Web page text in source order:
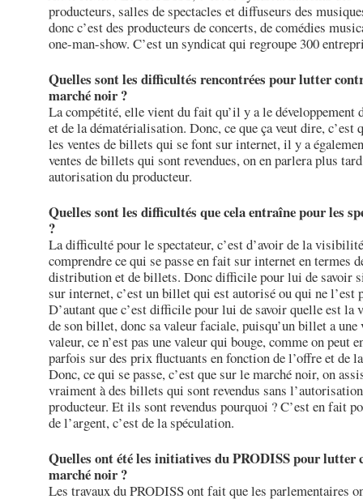
producteurs, salles de spectacles et diffuseurs des
donc c’est des producteurs de concerts, de comédies
one-man-show. C’est un syndicat qui regroupe 300
Quelles sont les difficultés rencontrées pour lutter
marché noir ?
La compétité, elle vient du fait qu’il y a le développement
et de la dématérialisation. Donc, ce que ça veut dire, c’est
les ventes de billets qui se font sur internet, il y a
ventes de billets qui sont revendues, on en parlera plus
autorisation du producteur.
Quelles sont les difficultés que cela entraîne pour les
?
La difficulté pour le spectateur, c’est d’avoir de la
comprendre ce qui se passe en fait sur internet en termes
distribution et de billets. Donc difficile pour lui de savoir
sur internet, c’est un billet qui est autorisé ou qui ne l’est
D’autant que c’est difficile pour lui de savoir quelle est la
de son billet, donc sa valeur faciale, puisqu’un billet a une
valeur, ce n’est pas une valeur qui bouge, comme on peut
parfois sur des prix fluctuants en fonction de l’offre et de
Donc, ce qui se passe, c’est que sur le marché noir, on
vraiment à des billets qui sont revendus sans
producteur. Et ils sont revendus pourquoi ? C’est en fait
de l’argent, c’est de la spéculation.
Quelles ont été les initiatives du PRODISS pour lutter
marché noir ?
Les travaux du PRODISS ont fait que les parlementaires